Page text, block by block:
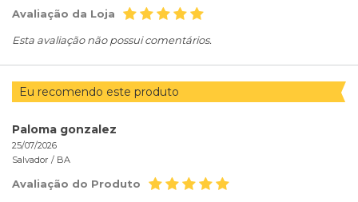
Avaliação da Loja
Esta avaliação não possui comentários.
Eu recomendo este produto
Paloma gonzalez
25/07/2026
Salvador / BA
Avaliação do Produto